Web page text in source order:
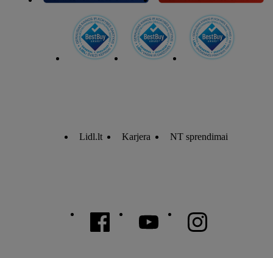
Lidl.lt Karjera NT sprendimai